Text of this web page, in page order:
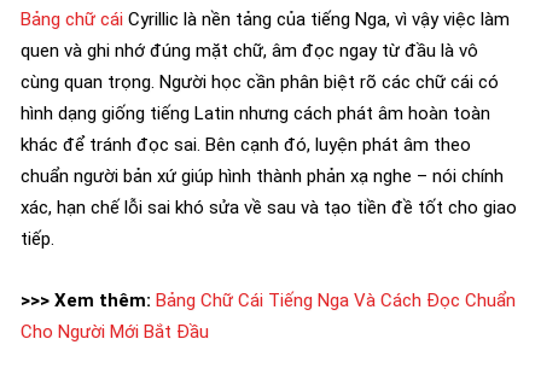
Bảng chữ cái Cyrillic là nền tảng của tiếng Nga, vì vậy việc làm
quen và ghi nhớ đúng mặt chữ, âm đọc ngay từ đầu là vô
cùng quan trọng. Người học cần phân biệt rõ các chữ cái có
hình dạng giống tiếng Latin nhưng cách phát âm hoàn toàn
khác để tránh đọc sai. Bên cạnh đó, luyện phát âm theo
chuẩn người bản xứ giúp hình thành phản xạ nghe – nói chính
xác, hạn chế lỗi sai khó sửa về sau và tạo tiền đề tốt cho giao
tiếp.
>>> Xem thêm: Bảng Chữ Cái Tiếng Nga Và Cách Đọc Chuẩn
Cho Người Mới Bắt Đầu